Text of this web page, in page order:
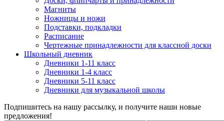
Магниты
Ножницы и ножи
Подставки, подкладки
Расписание
Чертежные принадлежности для классной доски
Школьный дневник
Дневники 1-11 класс
Дневники 1-4 класс
Дневники 5-11 класс
Дневники для музыкальной школы
Подпишитесь на нашу рассылку, и получите наши новые
предложения!